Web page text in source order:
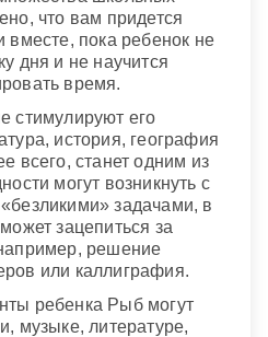
что вам придется
вместе, пока ребенок не
дня и не научится
время.
стимулируют его
история, география
всего, станет одним из
могут возникнуть с
задачами, в
зацепиться за
решение
или каллиграфия.
ребенка Рыб могут
музыке, литературе,